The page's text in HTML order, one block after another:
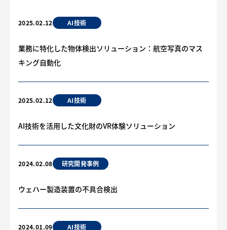
2025.02.12 AI技術
業務に特化した物体検出ソリューション：航空写真のマス
キング自動化
2025.02.12 AI技術
AI技術を活用した文化財のVR体験ソリューション
2024.02.08 研究開発事例
ウェハー製造装置の不具合検出
2024.01.09 AI技術